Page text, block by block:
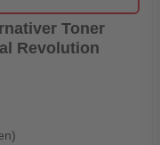
Toner
Revolution